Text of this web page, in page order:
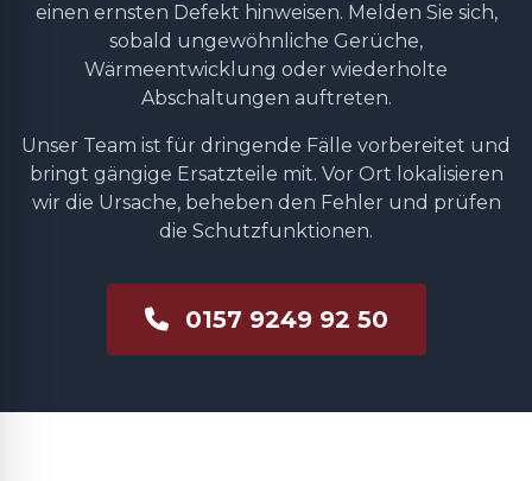
einen ernsten Defekt hinweisen. Melden Sie sich,
sobald ungewöhnliche Gerüche,
Wärmeentwicklung oder wiederholte
Abschaltungen auftreten.
Unser Team ist für dringende Fälle vorbereitet und
bringt gängige Ersatzteile mit. Vor Ort lokalisieren
wir die Ursache, beheben den Fehler und prüfen
die Schutzfunktionen.
0157 9249 92 50